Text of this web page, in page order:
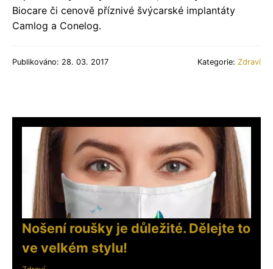
Biocare či cenově příznivé švýcarské implantáty
Camlog a Conelog.
Publikováno: 28. 03. 2017 Kategorie: Zdraví
Nošení roušky je důležité. Dělejte to
ve velkém stylu!